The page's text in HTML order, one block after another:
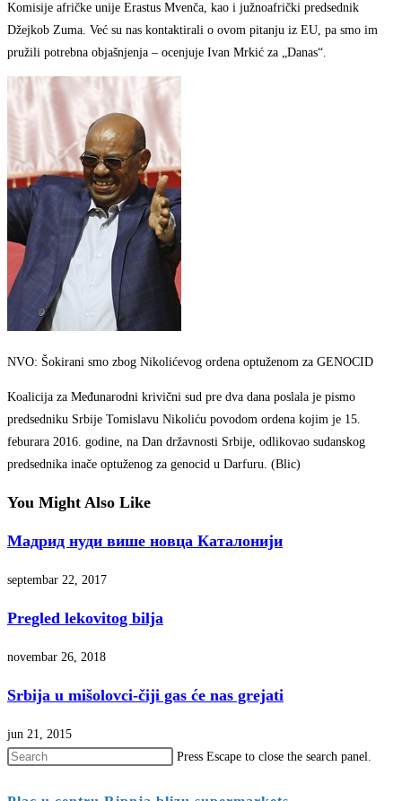
Komisije afričke unije Erastus Mvenča, kao i južnoafrički predsednik
Džejkob Zuma. Već su nas kontaktirali o ovom pitanju iz EU, pa smo im
pružili potrebna objašnjenja – ocenjuje Ivan Mrkić za „Danas“.
NVO: Šokirani smo zbog Nikolićevog ordena optuženom za GENOCID
Koalicija za Međunarodni krivični sud pre dva dana poslala je pismo
predsedniku Srbije Tomislavu Nikoliću povodom ordena kojim je 15.
feburara 2016. godine, na Dan državnosti Srbije, odlikovao sudanskog
predsednika inače optuženog za genocid u Darfuru. (Blic)
You Might Also Like
Мадрид нуди више новца Каталонији
septembar 22, 2017
Pregled lekovitog bilja
novembar 26, 2018
Srbija u mišolovci-čiji gas će nas grejati
jun 21, 2015
Press Escape to close the search panel.